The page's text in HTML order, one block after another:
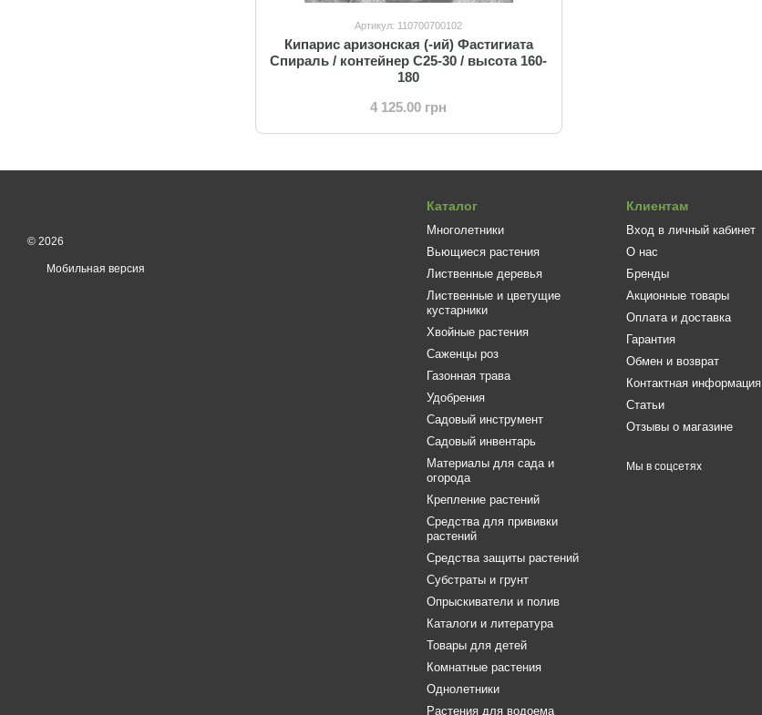
Артикул: 110700700102
Кипарис аризонская (-ий) Фастигиата
Спираль / контейнер C25-30 / высота 160-
180
4 125.00 грн
© 2026
Мобильная версия
Каталог
Многолетники
Вьющиеся растения
Лиственные деревья
Лиственные и цветущие
кустарники
Хвойные растения
Саженцы роз
Газонная трава
Удобрения
Садовый инструмент
Садовый инвентарь
Материалы для сада и
огорода
Крепление растений
Средства для прививки
растений
Средства защиты растений
Субстраты и грунт
Опрыскиватели и полив
Каталоги и литература
Товары для детей
Комнатные растения
Однолетники
Растения для водоема
Клиентам
Вход в личный кабинет
О нас
Бренды
Акционные товары
Оплата и доставка
Гарантия
Обмен и возврат
Контактная информация
Статьи
Отзывы о магазине
Мы в соцсетях